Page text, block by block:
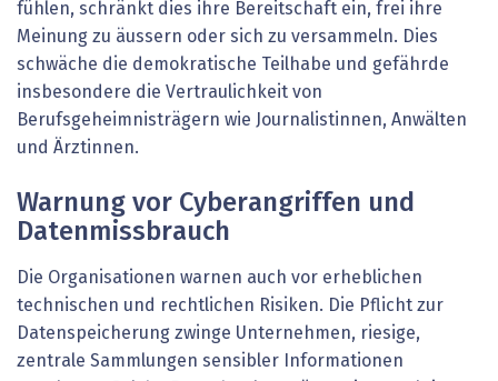
fühlen, schränkt dies ihre Bereitschaft ein, frei ihre
Meinung zu äussern oder sich zu versammeln. Dies
schwäche die demokratische Teilhabe und gefährde
insbesondere die Vertraulichkeit von
Berufsgeheimnisträgern wie Journalistinnen, Anwälten
und Ärztinnen.
Warnung vor Cyberangriffen und
Datenmissbrauch
Die Organisationen warnen auch vor erheblichen
technischen und rechtlichen Risiken. Die Pflicht zur
Datenspeicherung zwinge Unternehmen, riesige,
zentrale Sammlungen sensibler Informationen